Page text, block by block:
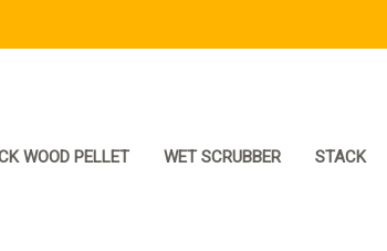
WOOD PELLET WET SCRUBBER STACK